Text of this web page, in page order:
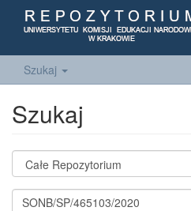
Szukaj
Szukaj